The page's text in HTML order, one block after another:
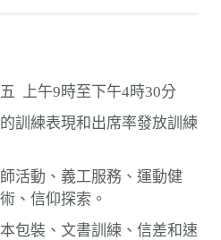
上午9時至下午4時30分
訓練表現和出席率發放訓練
活動、義工服務、運動健
、信仰探索。
包裝、文書訓練、信差和速